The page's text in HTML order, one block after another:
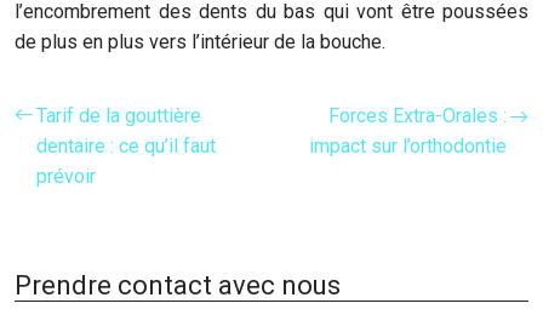
l’encombrement des dents du bas qui vont être poussées
de plus en plus vers l’intérieur de la bouche.
Tarif de la gouttière
dentaire : ce qu’il faut
prévoir
Forces Extra-Orales :
impact sur l’orthodontie
Prendre contact avec nous